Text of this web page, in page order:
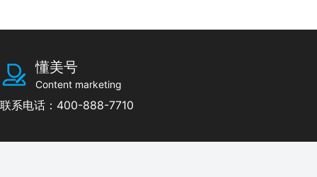
懂美号
Content marketing
联系电话：400-888-7710